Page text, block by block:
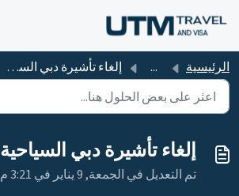
الرئيسية ... إلغاء تأشيرة دبي السياحية
إلغاء تأشيرة دبي السياحية
تم التعديل في الجمعة, 9 يناير في 3:21 م